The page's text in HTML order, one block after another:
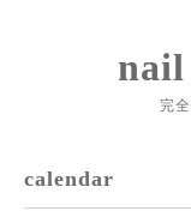
完
calendar